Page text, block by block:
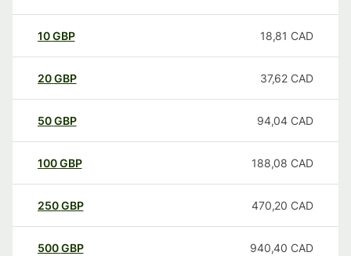
10GBP 18,81 CAD
20GBP 37,62 CAD
50GBP 94,04 CAD
100GBP 188,08 CAD
250GBP 470,20 CAD
500GBP 940,40 CAD